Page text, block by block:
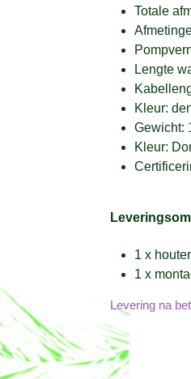
Totale
Lengte
Kleur:
Gewicht:
Kleur:
1 x
1 x
Levering na